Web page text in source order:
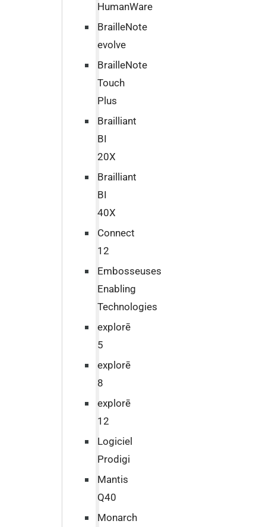
HumanWare
BrailleNote
evolve
BrailleNote
Touch
Plus
Brailliant
BI
20X
Brailliant
BI
40X
Connect
12
Embosseuses
Enabling
Technologies
explorē
5
explorē
8
explorē
12
Logiciel
Prodigi
Mantis
Q40
Monarch